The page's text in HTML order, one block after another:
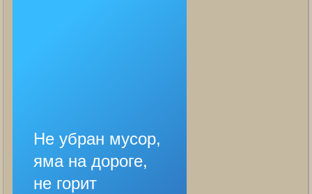
Не убран мусор,
яма на дороге,
не горит